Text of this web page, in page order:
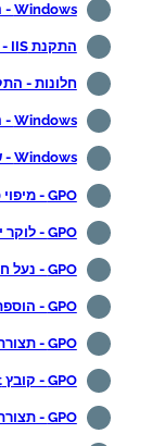
Windows - התקנת שרת SSH
התקנת Windows - IIS
חלונות - התקנת PHP
Windows - התקנת MySQL
Windows - שינוי יציאת RDP
GPO - מיפוי כונן רשת
GPO - לוקר יישומים
GPO - נעל חשבון משתמש לאחר 3 נכשל
GPO - הוספת מנהלי מערכת מקומיים
GPO - תצורת Proxy
GPO - קובץ Script של קביעת תצורה אוטומטית של Proxy
GPO - תצורת Google Chrome